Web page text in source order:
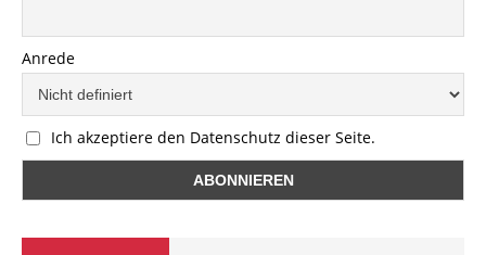
Anrede
Ich akzeptiere den Datenschutz dieser Seite.